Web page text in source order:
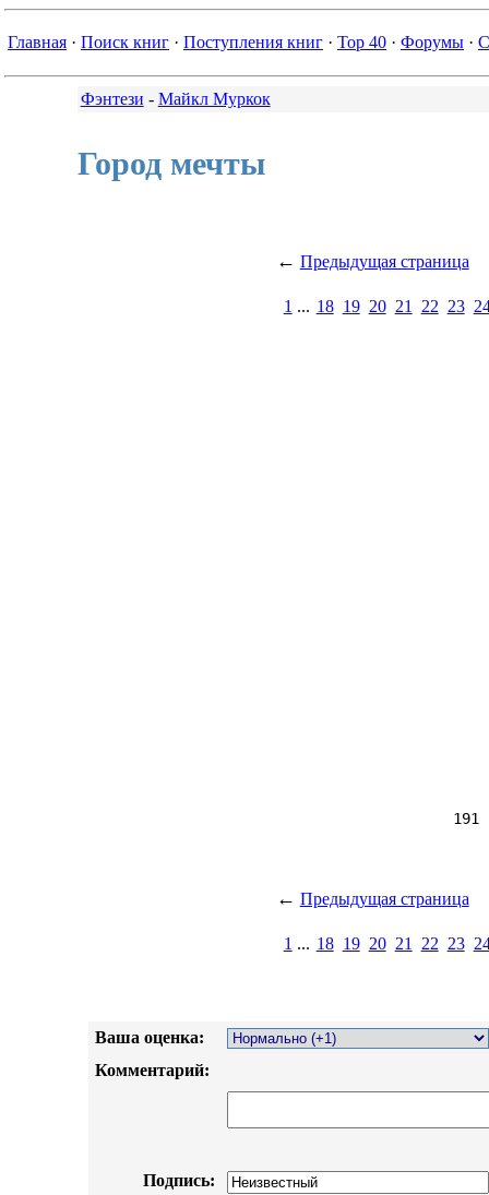
Главная · Поиск книг · Поступления книг · Top 40 · Форумы ·
Фэнтези - Майкл Муркок
Город мечты
← Предыдущая страница
1 ... 18 19 20 21 22 23
← Предыдущая страница
1 ... 18 19 20 21 22 23
Ваша оценка:
Комментарий:
Подпись: